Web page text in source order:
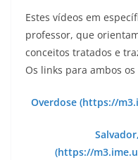
Estes vídeos em
professor, que
conceitos tratados e
Os links para ambos
Overdose (https://
(https://